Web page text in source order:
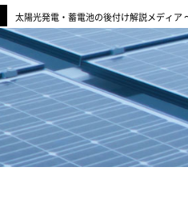
太陽光発電・蓄電池の後付け解説メディア